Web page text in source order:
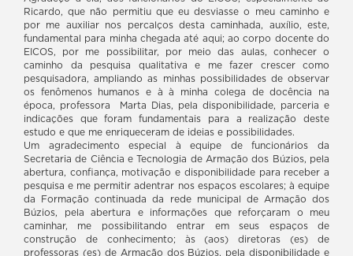
Ricardo, que não permitiu que eu desviasse o meu caminho e
por me auxiliar nos percalços desta caminhada, auxílio, este,
fundamental para minha chegada até aqui; ao corpo docente do
EICOS, por me possibilitar, por meio das aulas, conhecer o
caminho da pesquisa qualitativa e me fazer crescer como
pesquisadora, ampliando as minhas possibilidades de observar
os fenômenos humanos e à à minha colega de docência na
época, professora Marta Dias, pela disponibilidade, parceria e
indicações que foram fundamentais para a realização deste
estudo e que me enriqueceram de ideias e possibilidades.
Um agradecimento especial à equipe de funcionários da
Secretaria de Ciência e Tecnologia de Armação dos Búzios, pela
abertura, confiança, motivação e disponibilidade para receber a
pesquisa e me permitir adentrar nos espaços escolares; à equipe
da Formação continuada da rede municipal de Armação dos
Búzios, pela abertura e informações que reforçaram o meu
caminhar, me possibilitando entrar em seus espaços de
construção de conhecimento; às (aos) diretoras (es) de
professoras (es) de Armação dos Búzios, pela disponibilidade e